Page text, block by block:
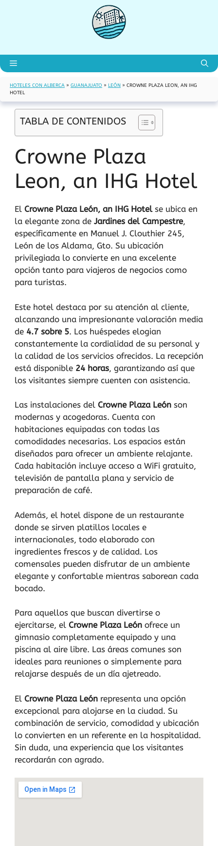
Menú
HOTELES CON ALBERCA » GUANAJUATO » LEÓN » CROWNE PLAZA LEON, AN IHG
HOTEL
TABLA DE CONTENIDOS
Crowne Plaza
Leon, an IHG Hotel
El Crowne Plaza León, an IHG Hotelse ubica en
la elegante zona de Jardines del Campestre,
específicamente en Manuel J. Clouthier 245,
León de los Aldama, Gto. Su ubicación
privilegiada lo convierte en una excelente
opción tanto para viajeros de negocios como
para turistas.
Este hotel destaca por su atención al cliente,
alcanzando una impresionante valoración media
de 4.7 sobre 5. Los huéspedes elogian
constantemente la cordialidad de su personal y
la calidad de los servicios ofrecidos. La recepción
está disponible 24 horas, garantizando así que
los visitantes siempre cuenten con asistencia.
Las instalaciones del Crowne Plaza León son
modernas y acogedoras. Cuenta con
habitaciones equipadas con todas las
comodidades necesarias. Los espacios están
diseñados para ofrecer un ambiente relajante.
Cada habitación incluye acceso a WiFi gratuito,
televisión de pantalla plana y servicio de
preparación de café.
Además, el hotel dispone de un restaurante
donde se sirven platillos locales e
internacionales, todo elaborado con
ingredientes frescos y de calidad. Los
comensales pueden disfrutar de un ambiente
elegante y confortable mientras saborean cada
bocado.
Para aquellos que buscan divertirse o
ejercitarse, el Crowne Plaza León ofrece un
gimnasio completamente equipado y una
piscina al aire libre. Las áreas comunes son
ideales para reuniones o simplemente para
relajarse después de un día ajetreado.
El Crowne Plaza León representa una opción
excepcional para alojarse en la ciudad. Su
combinación de servicio, comodidad y ubicación
lo convierten en un referente en la hospitalidad.
Sin duda, una experiencia que los visitantes
recordarán con agrado.